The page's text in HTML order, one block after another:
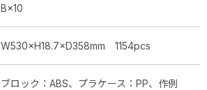
B×10
W530×H18.7×D358mm 1154pcs
ブロック：ABS、プラケース：PP、作例